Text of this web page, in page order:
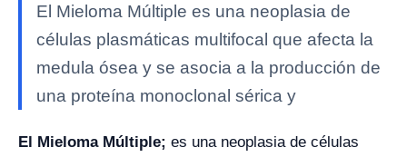
El Mieloma Múltiple es una neoplasia de
células plasmáticas multifocal que afecta la
medula ósea y se asocia a la producción de
una proteína monoclonal sérica y
El Mieloma Múltiple; es una neoplasia de células